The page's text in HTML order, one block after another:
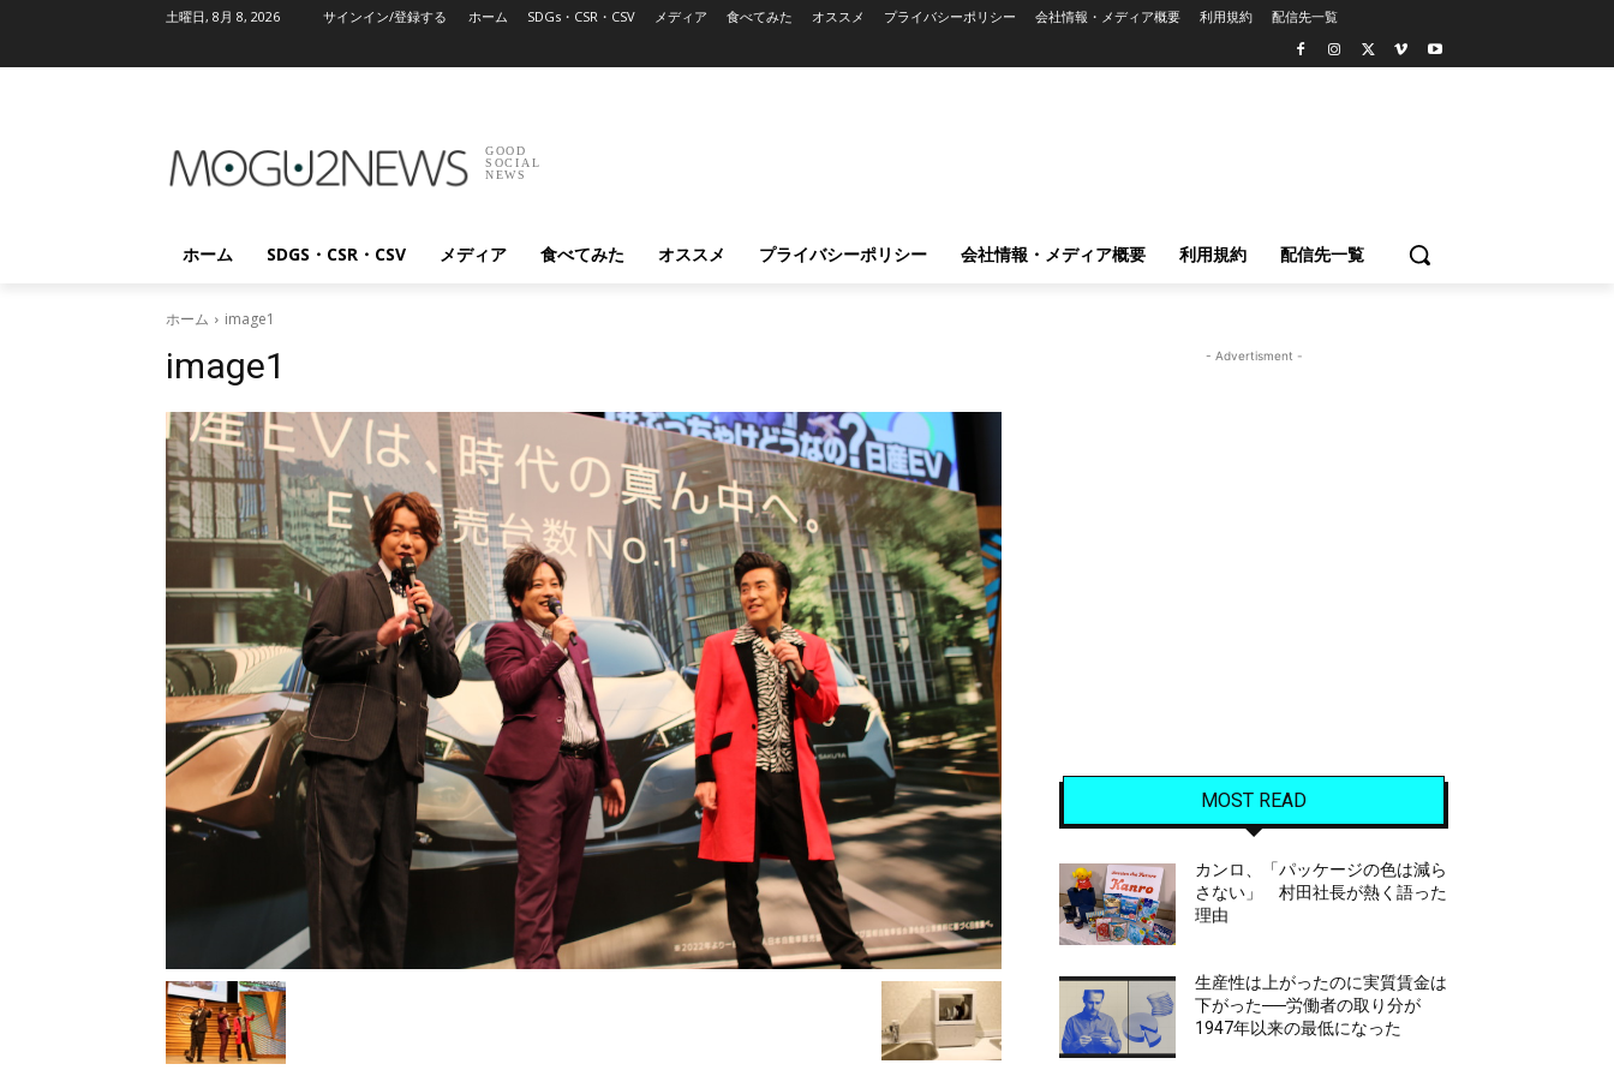
土曜日, 8月 8, 2026 サインイン/登録する ホーム SDGs・CSR・CSV メディア 食べてみた オススメ プライバシーポリシー 会社情報・メディア概要 利用規約 配信先一覧
GOOD
SOCIAL
NEWS
ホーム SDGS・CSR・CSV メディア 食べてみた オススメ プライバシーポリシー 会社情報・メディア概要 利用規約 配信先一覧
ホーム image1
image1 - Advertisment -
MOST READ
カンロ、「パッケージの色は減ら
さない」 村田社長が熱く語った
理由
生産性は上がったのに実質賃金は
下がった──労働者の取り分が
1947年以来の最低になった